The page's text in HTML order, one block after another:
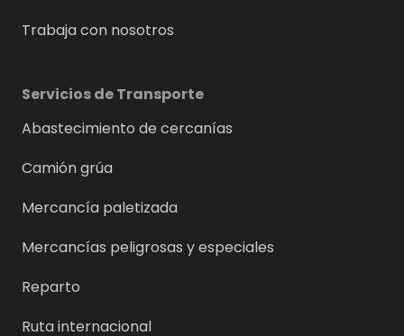
Trabaja con nosotros
Servicios de Transporte
Abastecimiento de cercanías
Camión grúa
Mercancía paletizada
Mercancías peligrosas y especiales
Reparto
Ruta internacional